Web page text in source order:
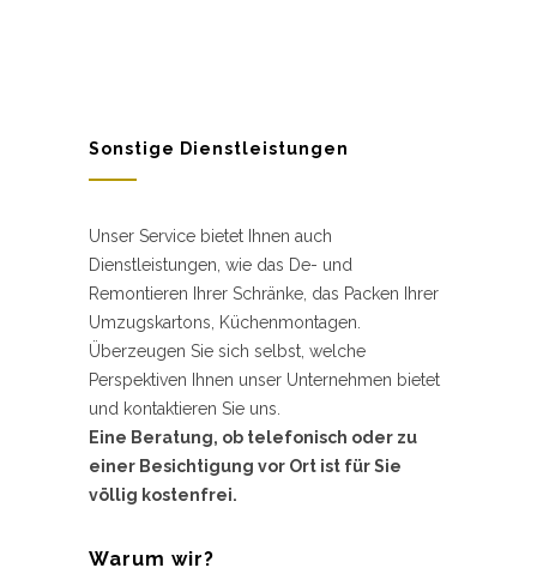
Sonstige Dienstleistungen
Unser Service bietet Ihnen auch
Dienstleistungen, wie das De- und
Remontieren Ihrer Schränke, das Packen Ihrer
Umzugskartons, Küchenmontagen.
Überzeugen Sie sich selbst, welche
Perspektiven Ihnen unser Unternehmen bietet
und kontaktieren Sie uns.
Eine Beratung, ob telefonisch oder zu
einer Besichtigung vor Ort ist für Sie
völlig kostenfrei.
Warum wir?